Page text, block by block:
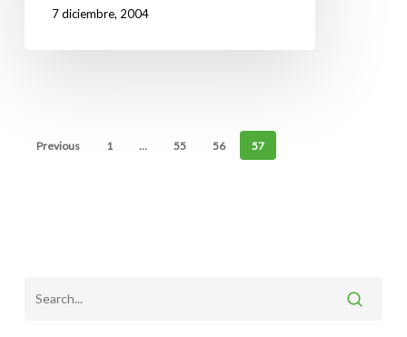
7 diciembre, 2004
Previous 1 … 55 56 57